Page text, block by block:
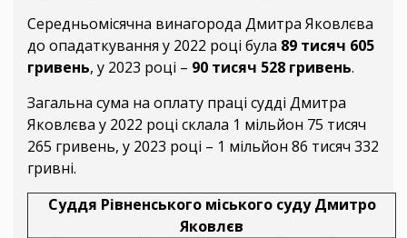
Середньомісячна винагорода Дмитра Яковлєва
до опадаткування у 2022 році була 89 тисяч 605
гривень, у 2023 році – 90 тисяч 528 гривень.
Загальна сума на оплату праці судді Дмитра
Яковлєва у 2022 році склала 1 мільйон 75 тисяч
265 гривень, у 2023 році – 1 мільйон 86 тисяч 332
гривні.
Суддя Рівненського міського суду Дмитро
Яковлєв